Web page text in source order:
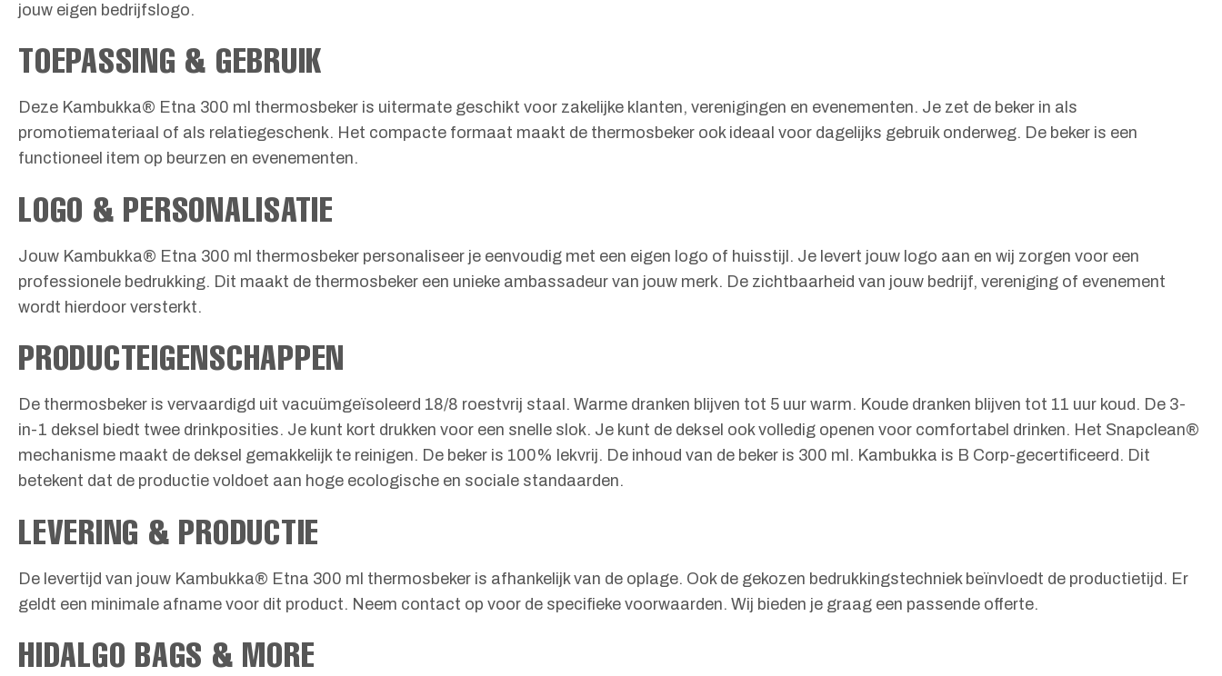
jouw eigen bedrijfslogo.
TOEPASSING & GEBRUIK
Deze Kambukka® Etna 300 ml thermosbeker is uitermate geschikt voor zakelijke klanten, verenigingen en evenementen. Je zet de beker in als
promotiemateriaal of als relatiegeschenk. Het compacte formaat maakt de thermosbeker ook ideaal voor dagelijks gebruik onderweg. De beker is een
functioneel item op beurzen en evenementen.
LOGO & PERSONALISATIE
Jouw Kambukka® Etna 300 ml thermosbeker personaliseer je eenvoudig met een eigen logo of huisstijl. Je levert jouw logo aan en wij zorgen voor een
professionele bedrukking. Dit maakt de thermosbeker een unieke ambassadeur van jouw merk. De zichtbaarheid van jouw bedrijf, vereniging of evenement
wordt hierdoor versterkt.
PRODUCTEIGENSCHAPPEN
De thermosbeker is vervaardigd uit vacuümgeïsoleerd 18/8 roestvrij staal. Warme dranken blijven tot 5 uur warm. Koude dranken blijven tot 11 uur koud. De 3-
in-1 deksel biedt twee drinkposities. Je kunt kort drukken voor een snelle slok. Je kunt de deksel ook volledig openen voor comfortabel drinken. Het Snapclean®
mechanisme maakt de deksel gemakkelijk te reinigen. De beker is 100% lekvrij. De inhoud van de beker is 300 ml. Kambukka is B Corp-gecertificeerd. Dit
betekent dat de productie voldoet aan hoge ecologische en sociale standaarden.
LEVERING & PRODUCTIE
De levertijd van jouw Kambukka® Etna 300 ml thermosbeker is afhankelijk van de oplage. Ook de gekozen bedrukkingstechniek beïnvloedt de productietijd. Er
geldt een minimale afname voor dit product. Neem contact op voor de specifieke voorwaarden. Wij bieden je graag een passende offerte.
HIDALGO BAGS & MORE